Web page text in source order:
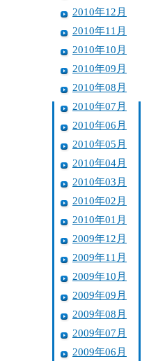
2010年12月
2010年11月
2010年10月
2010年09月
2010年08月
2010年07月
2010年06月
2010年05月
2010年04月
2010年03月
2010年02月
2010年01月
2009年12月
2009年11月
2009年10月
2009年09月
2009年08月
2009年07月
2009年06月